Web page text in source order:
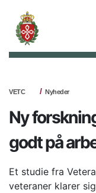
VETC Nyheder
Ny
godt på
Et studie fra
veteraner klarer